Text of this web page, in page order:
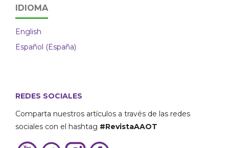
IDIOMA
English
Español (España)
REDES SOCIALES
Comparta nuestros artículos a través de las redes
sociales con el hashtag #RevistaAAOT